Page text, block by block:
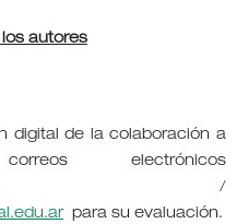
autores
digital de la colaboración a
electrónicos
para su evaluación.